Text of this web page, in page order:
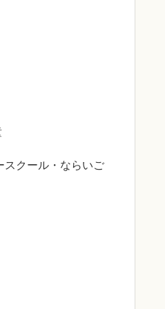
スクール・ならいご